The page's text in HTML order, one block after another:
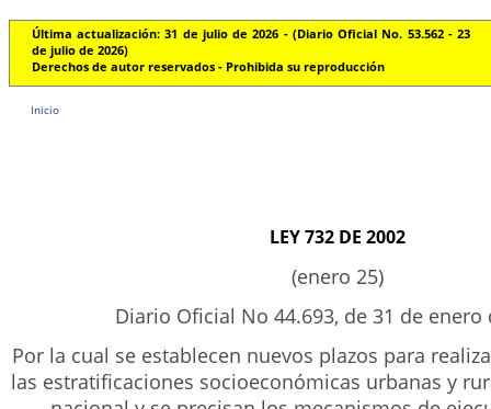
Última actualización: 31 de julio de 2026 - (Diario Oficial No. 53.562 - 23
de julio de 2026)
Derechos de autor reservados - Prohibida su reproducción
Inicio
LEY 732 DE 2002
(enero 25)
Diario Oficial No 44.693, de 31 de enero
Por la cual se establecen nuevos plazos para
las estratificaciones socioeconómicas urbanas y